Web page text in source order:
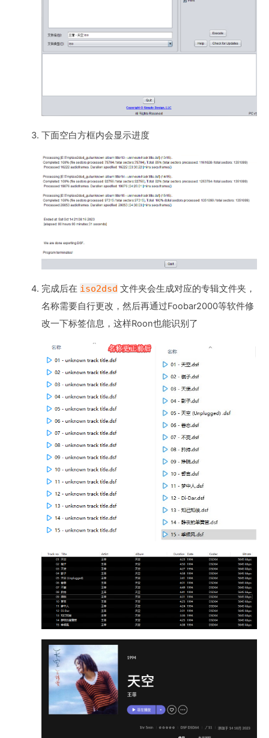
下面空白方框内会显示进度
完成后在 iso2dsd 文件夹会生成对应的专辑文件夹，
名称需要自行更改，然后再通过Foobar2000等软件修
改一下标签信息，这样Roon也能识别了